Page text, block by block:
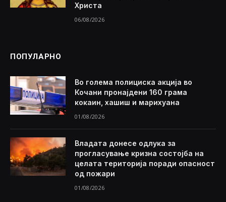
Христа
06/08/2026
ПОПУЛАРНО
Во голема полициска акција во
Кочани пронајдени 160 грама
кокаин, хашиш и марихуана
01/08/2026
Владата донесе одлука за
прогласување кризна состојба на
целата територија поради опасност
од пожари
01/08/2026